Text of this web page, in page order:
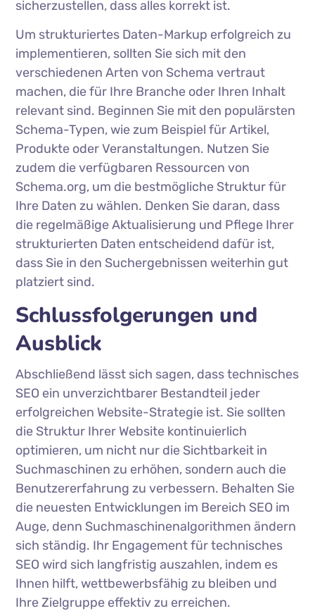
sicherzustellen, dass alles korrekt ist.
Um strukturiertes Daten-Markup erfolgreich zu
implementieren, sollten Sie sich mit den
verschiedenen Arten von Schema vertraut
machen, die für Ihre Branche oder Ihren Inhalt
relevant sind. Beginnen Sie mit den populärsten
Schema-Typen, wie zum Beispiel für Artikel,
Produkte oder Veranstaltungen. Nutzen Sie
zudem die verfügbaren Ressourcen von
Schema.org, um die bestmögliche Struktur für
Ihre Daten zu wählen. Denken Sie daran, dass
die regelmäßige Aktualisierung und Pflege Ihrer
strukturierten Daten entscheidend dafür ist,
dass Sie in den Suchergebnissen weiterhin gut
platziert sind.
Schlussfolgerungen und
Ausblick
Abschließend lässt sich sagen, dass technisches
SEO ein unverzichtbarer Bestandteil jeder
erfolgreichen Website-Strategie ist. Sie sollten
die Struktur Ihrer Website kontinuierlich
optimieren, um nicht nur die Sichtbarkeit in
Suchmaschinen zu erhöhen, sondern auch die
Benutzererfahrung zu verbessern. Behalten Sie
die neuesten Entwicklungen im Bereich SEO im
Auge, denn Suchmaschinenalgorithmen ändern
sich ständig. Ihr Engagement für technisches
SEO wird sich langfristig auszahlen, indem es
Ihnen hilft, wettbewerbsfähig zu bleiben und
Ihre Zielgruppe effektiv zu erreichen.